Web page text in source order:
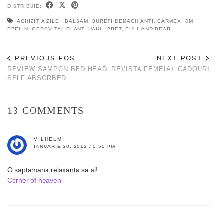
DISTRIBUIE:
ACHIZITIA ZILEI BALSAM BURETI DEMACHIANTI CARMEX DM
EBELIN
GEROVITAL PLANT HAUL PRET PULL AND BEAR
PREVIOUS POST
REVIEW SAMPON BED HEAD
SELF ABSORBED
NEXT POST
REVISTA FEMEIA+ CADOURI
13 COMMENTS
VILHELM
IANUARIE 30, 2012 / 5:55 PM
O saptamana relaxanta sa ai!
Corner of heaven